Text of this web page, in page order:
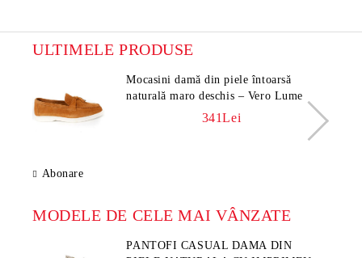
ULTIMELE PRODUSE
Mocasini damă din piele întoarsă
naturală maro deschis – Vero Lume
341Lei
Abonare
MODELE DE CELE MAI VÂNZATE
PANTOFI CASUAL DAMA DIN